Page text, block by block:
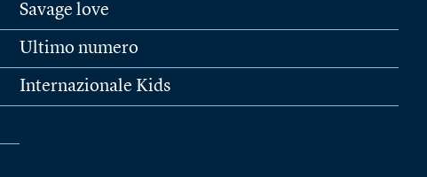
Savage love
Ultimo numero
Internazionale Kids